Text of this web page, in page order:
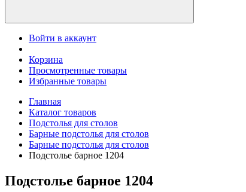
Войти в аккаунт
Корзина
Просмотренные товары
Избранные товары
Главная
Каталог товаров
Подстолья для столов
Барные подстолья для столов
Барные подстолья для столов
Подстолье барное 1204
Подстолье барное 1204